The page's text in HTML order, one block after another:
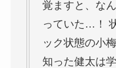
覚ますと、な
っていた…！
ック状態の小
知った健太は